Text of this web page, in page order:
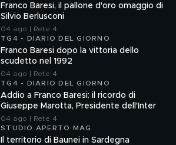
Franco Baresi, il pallone d'oro omaggio di
Silvio Berlusconi
04 ago | Rete 4
TG4 - DIARIO DEL GIORNO
Franco Baresi dopo la vittoria dello
scudetto nel 1992
04 ago | Rete 4
TG4 - DIARIO DEL GIORNO
Addio a Franco Baresi: il ricordo di
Giuseppe Marotta, Presidente dell'Inter
04 ago | Rete 4
STUDIO APERTO MAG
Il territorio di Baunei in Sardegna